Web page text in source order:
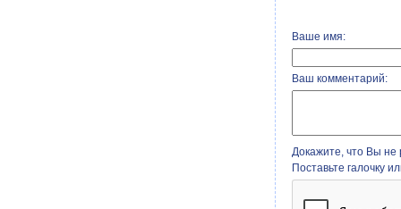
Ваше имя:
Ваш комментарий:
Докажите, что Вы не
Поставьте галочку